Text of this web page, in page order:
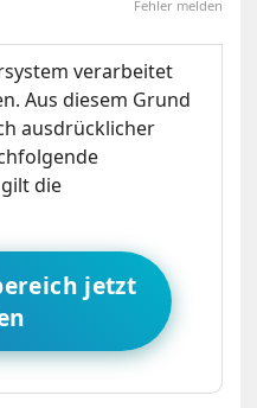
Fehler melden
verarbeitet
Aus diesem Grund
ausdrücklicher
die
jetzt